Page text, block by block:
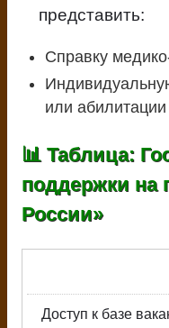
представить:
Справку
или
📊 Таблица:
поддержки на
России»
Доступ к базе